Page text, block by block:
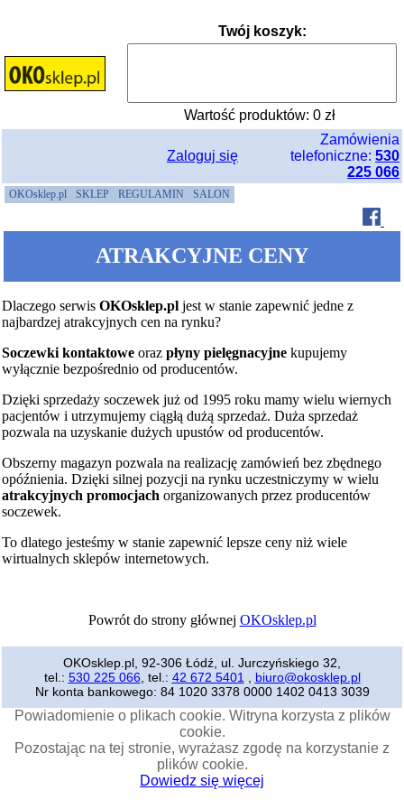
Twój koszyk:
Wartość produktów: 0zł
Zaloguj się
Zamówienia
telefoniczne: 530
225 066
OKOsklep.pl SKLEP REGULAMIN SALON
ATRAKCYJNE CENY
Dlaczego serwis OKOsklep.pl jest w stanie zapewnić jedne z
najbardzej atrakcyjnych cen na rynku?
Soczewki kontaktowe oraz płyny pielęgnacyjne kupujemy
wyłącznie bezpośrednio od producentów.
Dzięki sprzedaży soczewek już od 1995 roku mamy wielu wiernych
pacjentów i utrzymujemy ciągłą dużą sprzedaż. Duża sprzedaż
pozwala na uzyskanie dużych upustów od producentów.
Obszerny magazyn pozwala na realizację zamówień bez zbędnego
opóźnienia. Dzięki silnej pozycji na rynku uczestniczymy w wielu
atrakcyjnych promocjach organizowanych przez producentów
soczewek.
To dlatego jesteśmy w stanie zapewnić lepsze ceny niż wiele
wirtualnych sklepów internetowych.
Powrót do strony głównej OKOsklep.pl
OKOsklep.pl, 92-306 Łódź, ul. Jurczyńskiego 32,
tel.: 530 225 066 , tel.: 42 672 5401
biuro@okosklep.pl
Nr konta bankowego: 84 1020 3378 0000 1402 0413 3039
Powiadomienie o plikach cookie. Witryna korzysta z plików
cookie.
Pozostając na tej stronie, wyrażasz zgodę na korzystanie z
plików cookie.
Dowiedz się więcej